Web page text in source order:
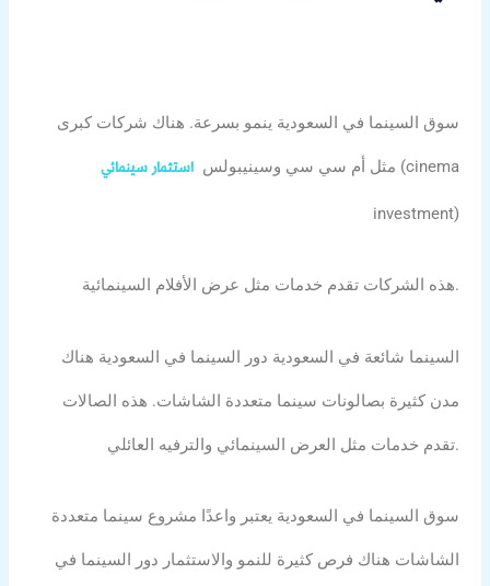
سوق السينما في السعودية ينمو بسرعة. هناك شركات كبرى
مثل أم سي سي وسينيبولس استثمار سينمائي (cinema
investment)
هذه الشركات تقدم خدمات مثل عرض الأفلام السينمائية.
السينما شائعة في السعودية دور السينما في السعودية هناك
مدن كثيرة بصالونات سينما متعددة الشاشات. هذه الصالات
تقدم خدمات مثل العرض السينمائي والترفيه العائلي.
سوق السينما في السعودية يعتبر واعدًا مشروع سينما متعددة
الشاشات هناك فرص كثيرة للنمو والاستثمار دور السينما في